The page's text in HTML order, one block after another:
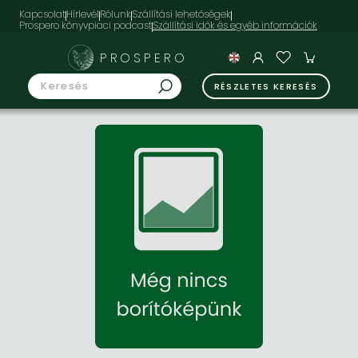
KapcsolatHírlevélRólunkSzállítási lehetőségek
Prospero könyvpiaci podcast
PROSPERO
RÉSZLETES KERESÉS